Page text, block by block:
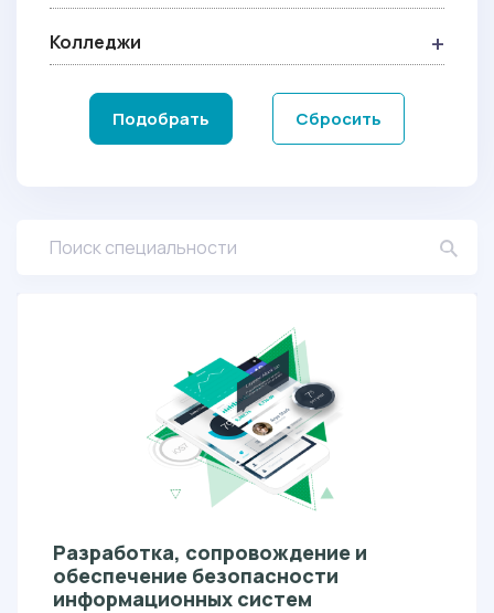
Колледжи
Подобрать Сбросить
Разработка, сопровождение и
обеспечение безопасности
информационных систем